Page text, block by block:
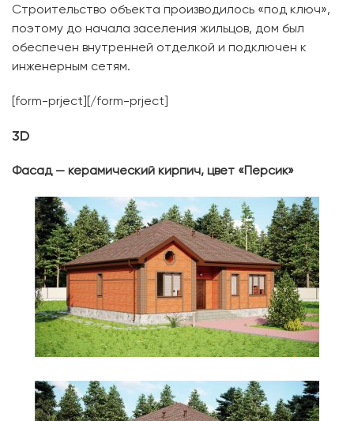
Строительство объекта производилось «под ключ»,
поэтому до начала заселения жильцов, дом был
обеспечен внутренней отделкой и подключен к
инженерным сетям.
[form-prject][/form-prject]
3D
Фасад — керамический кирпич, цвет «Персик»